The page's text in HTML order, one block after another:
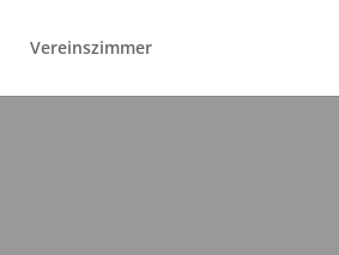
Vereinszimmer